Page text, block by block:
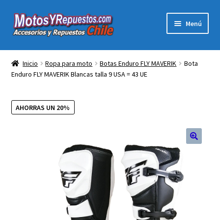
Ir
a
Ir
al
Menú
Acc y Rep Motocross Enduro
el
Electronica Para Motos
Repuestos Para Motos
Herramientas Para Taller
Ropa para Motociclistas
Tienda Física Motosyrepuestos
Inicio Ropa para moto Botas Enduro FLY MAVERIK
Bota
Enduro FLY MAVERIK Blancas talla 9 USA = 43 UE
AHORRAS UN 20%